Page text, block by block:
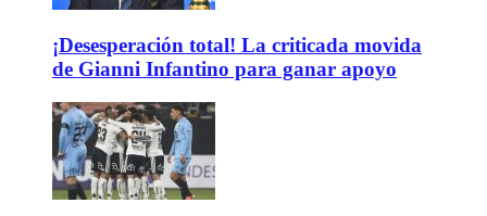
¡Desesperación total! La criticada movida
de Gianni Infantino para ganar apoyo